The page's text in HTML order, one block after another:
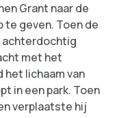
Grant naar de
te geven. Toen de
achterdochtig
met het
het lichaam van
in een park. Toen
verplaatste hij